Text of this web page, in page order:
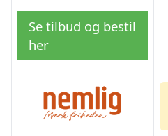
Se tilbud og bestil
her